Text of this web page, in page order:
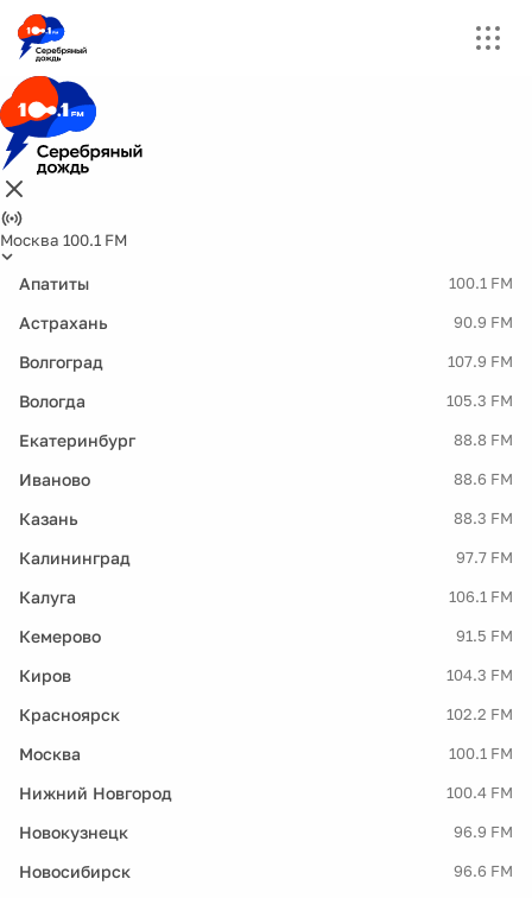
Москва 100.1 FM
Апатиты 100.1 FM
Астрахань 90.9 FM
Волгоград 107.9 FM
Вологда 105.3 FM
Екатеринбург 88.8 FM
Иваново 88.6 FM
Казань 88.3 FM
Калининград 97.7 FM
Калуга 106.1 FM
Кемерово 91.5 FM
Киров 104.3 FM
Красноярск 102.2 FM
Москва 100.1 FM
Нижний Новгород 100.4 FM
Новокузнецк 96.9 FM
Новосибирск 96.6 FM